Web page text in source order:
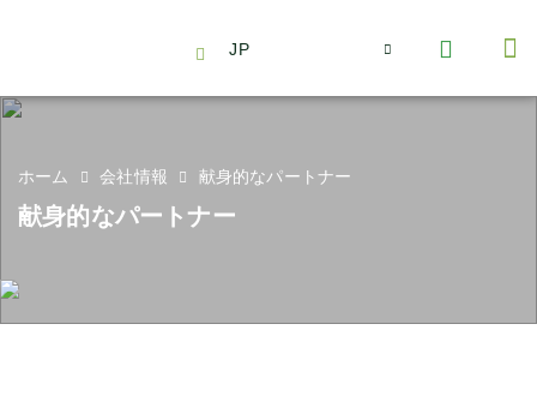
JP
ホーム 会社情報 献身的なパートナー
献身的なパートナー